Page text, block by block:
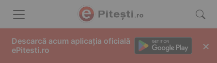
Descarcă acum aplicația oficială
ePitesti.ro
×